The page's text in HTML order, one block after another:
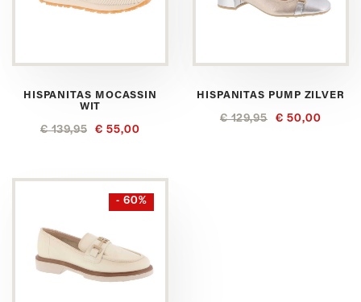
HISPANITAS MOCASSIN
WIT
€ 139,95 € 55,00
HISPANITAS PUMP ZILVER
€ 129,95 € 50,00
- 60%